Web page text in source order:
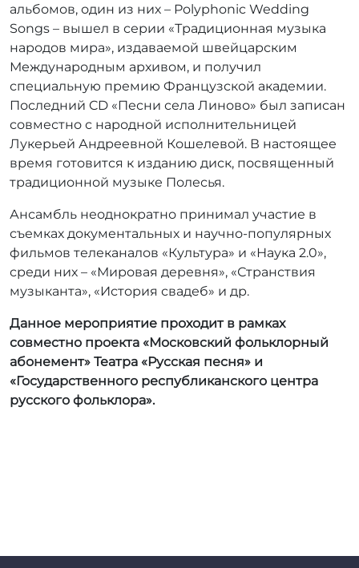
альбомов, один из них – Polyphonic Wedding
Songs – вышел в серии «Традиционная музыка
народов мира», издаваемой швейцарским
Международным архивом, и получил
специальную премию Французской академии.
Последний CD «Песни села Линово» был записан
совместно с народной исполнительницей
Лукерьей Андреевной Кошелевой. В настоящее
время готовится к изданию диск, посвященный
традиционной музыке Полесья.
Ансамбль неоднократно принимал участие в
съемках документальных и научно-популярных
фильмов телеканалов «Культура» и «Наука 2.0»,
среди них – «Мировая деревня», «Странствия
музыканта», «История свадеб» и др.
Данное мероприятие проходит в рамках
совместно проекта «Московский фольклорный
абонемент» Театра «Русская песня» и
«Государственного республиканского центра
русского фольклора».